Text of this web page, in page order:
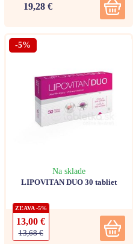
19,28 €
-5%
Na sklade
LIPOVITAN DUO 30 tabliet
ZĽAVA -5%
13,00 €
13,68 €